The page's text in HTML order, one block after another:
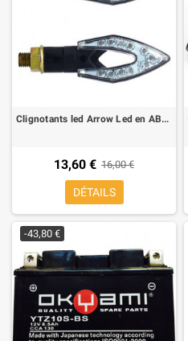
Clignotants led Arrow Led en ABS Homologue, noire (2 pieces)
13,60 € 16,00 €
DÉTAILS
-43,80 €